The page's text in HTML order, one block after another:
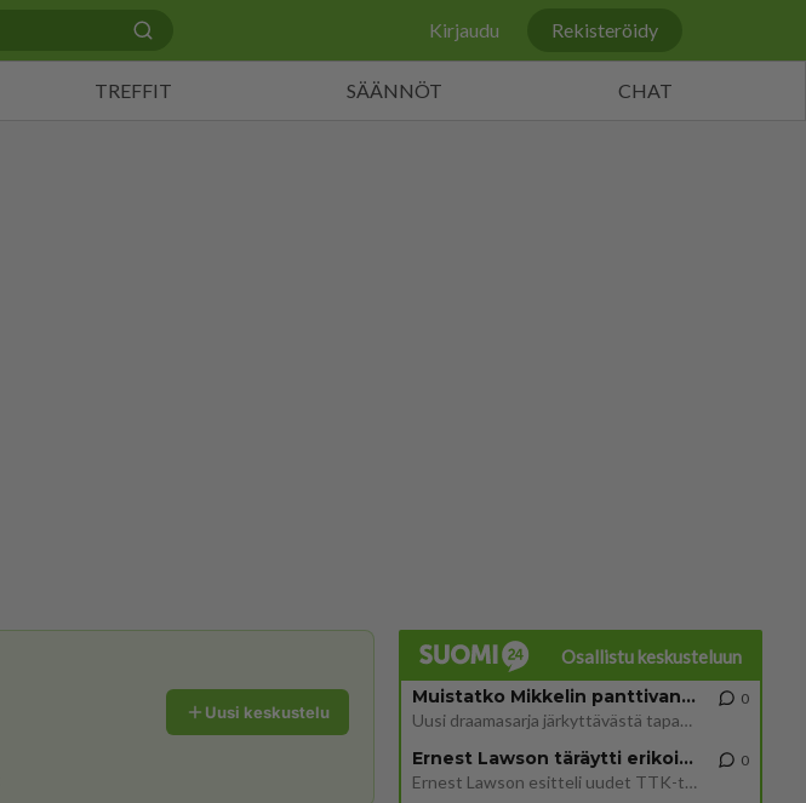
Kirjaudu Rekisteröidy
TREFFIT SÄÄNNÖT CHAT
Uusi keskustelu
Osallistu keskusteluun
Muistatko Mikkelin panttivankidraaman?
Uusi draamasarja järkyttävästä tapauksesta on tulossa. Tositapahtumiin perustuva sarja ammentaa vuoden 1986 Mikkelin pan
0
Ernest Lawson täräytti erikoisen heiton TTK-lehdistötilaisuudessa: " Onko tässä tarkoituksena...?"
Ernest Lawson esitteli uudet TTK-tähtioppilaat ja opettajat torstaina 6.8. lehdistölle. Tulevalla kaudella on yksi hausk
0